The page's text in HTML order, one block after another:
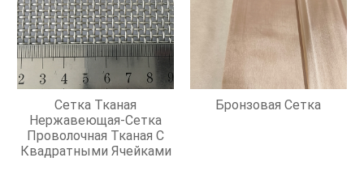
Сетка Тканая
Нержавеющая-Сетка
Проволочная Тканая С
Квадратными Ячейками
Бронзовая Сетка